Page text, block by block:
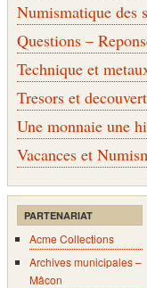
Numismatique des
Questions –
Technique et
Tresors et
Une monnaie une
Vacances et
PARTENARIAT
Acme Collections
Archives municipales –
Mâcon